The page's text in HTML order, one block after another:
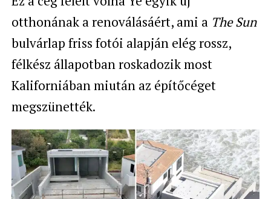
otthonának a renoválásáért, ami a The Sun
bulvárlap friss fotói alapján elég rossz,
félkész állapotban roskadozik most
Kaliforniában miután az építőcéget
megszünették.